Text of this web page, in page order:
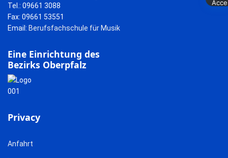
Tel.: 09661 3088
Fax: 09661 53551
Email: Berufsfachschule für Musik
Eine Einrichtung des
Bezirks Oberpfalz
Privacy
Anfahrt